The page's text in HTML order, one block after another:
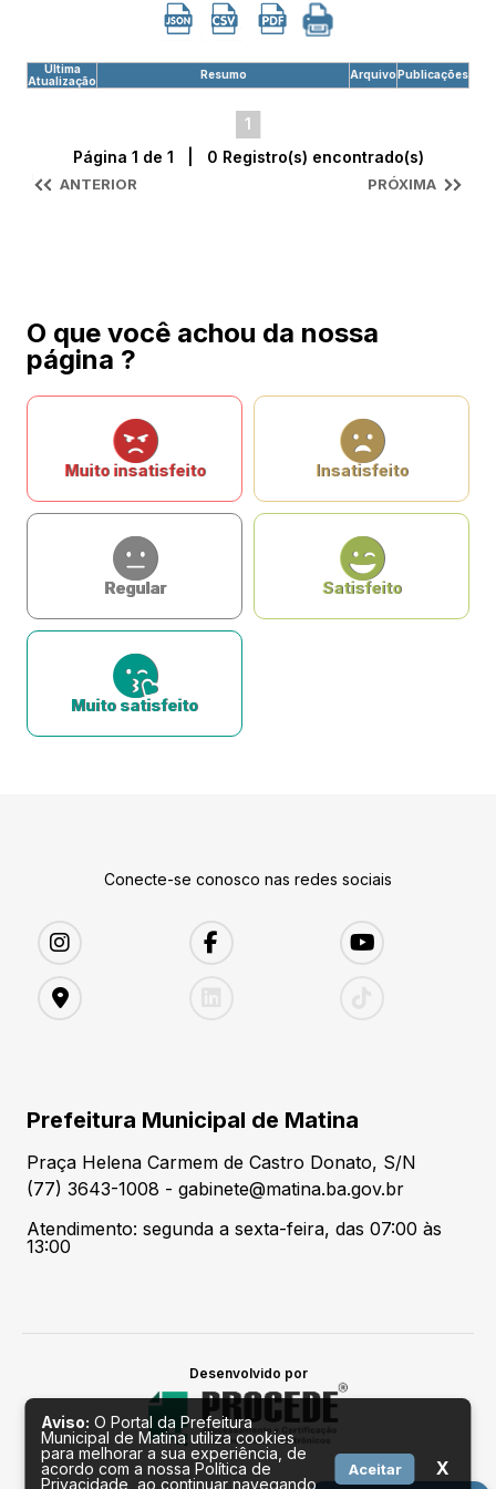
Última
Atualização
Resumo ArquivoPublicações
1
ANTERIOR
Página 1 de 1 | 0 Registro(s) encontrado(s)
PRÓXIMA
O que você achou da nossa
página ?
Muito insatisfeito Insatisfeito
Regular Satisfeito
Muito satisfeito
Conecte-se conosco nas redes sociais
Prefeitura Municipal de Matina
Praça Helena Carmem de Castro Donato, S/N
(77) 3643-1008 - gabinete@matina.ba.gov.br
Atendimento: segunda a sexta-feira, das 07:00 às
13:00
Desenvolvido por
Aviso: O Portal da Prefeitura
Municipal de Matina utiliza cookies
para melhorar a sua experiência, de
acordo com a nossa Política de
Privacidade, ao continuar navegando,
Aceitar X